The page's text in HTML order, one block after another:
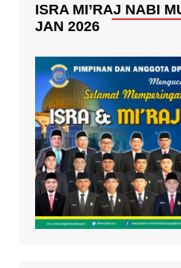
ISRA MI’RAJ NABI
JAN 2026